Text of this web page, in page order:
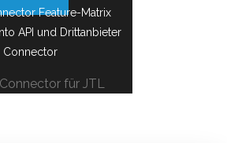
Feature-Matrix
API und Drittanbieter
Connector
für JTL